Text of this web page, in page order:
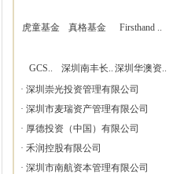
虎童基金 真格基金 Firsthand ..
GCS.. 深圳南丰长.. 深圳华澳资..
· 深圳崇光投资管理有限公司
· 深圳市麦瑞资产管理有限公司
· 厚德投资（中国）有限公司
· 禾润控股有限公司
· 深圳市南航资本管理有限公司